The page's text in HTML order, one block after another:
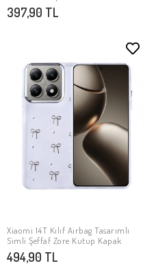
397,90 TL
SEPETE EKLE
Xiaomi 14T Kılıf Airbag Tasarımlı
Simli Şeffaf Zore Kutup Kapak
494,90 TL